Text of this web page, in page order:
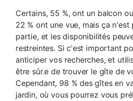
Certains, 55 %, ont un balcon
22 % ont une vue, mais ça n'est
partie, et les disponibilités
restreintes. Si c'est important
anticiper vos recherches, et
être sûr.e de trouver le gîte de
Cependant, 98 % des gîtes en
jardin, où vous pourrez vous